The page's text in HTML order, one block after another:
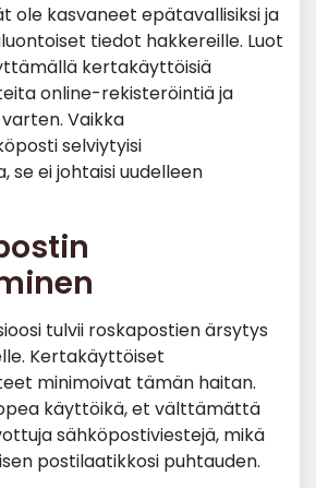
ole kasvaneet epätavallisiksi ja
tiedot hakkereille. Luot
kertakäyttöisiä
online-rekisteröintiä ja
Vaikka
selviytyisi
se ei johtaisi uudelleen
tulvii roskapostien ärsytys
Kertakäyttöiset
minimoivat tämän haitan.
käyttöikä, et välttämättä
sähköpostiviestejä, mikä
postilaatikkosi puhtauden.